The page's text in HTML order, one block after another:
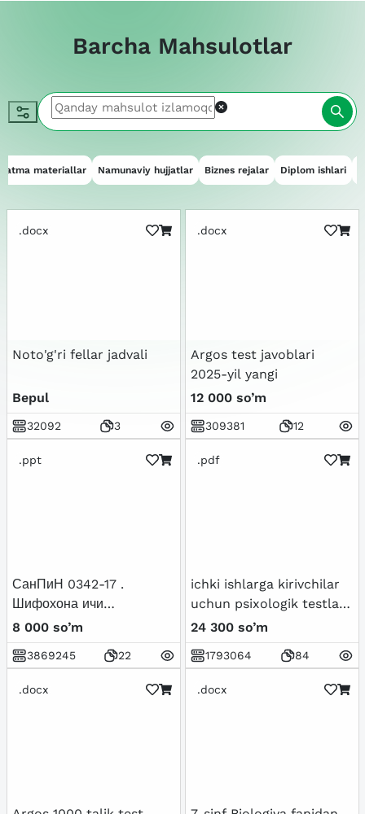
Barcha Mahsulotlar
materiallar Namunaviy hujjatlar Biznes rejalar Diplom ishlari
.docx
Noto'g'ri fellar jadvali
Bepul
32092 3
.docx
Argos test javoblari
2025-yil yangi
12 000 so’m
309381 12
.ppt
СанПиН 0342-17 .
Шифохона ичи
инфекциялари
профилактикаси бўйича
амалдаги 0304-12-сонли
санитария қоида ва
8 000 so’m
3869245 22
.pdf
ichki ishlarga kirivchilar
uchun psixologik testlar
to`plami
24 300 so’m
1793064 84
.docx .docx